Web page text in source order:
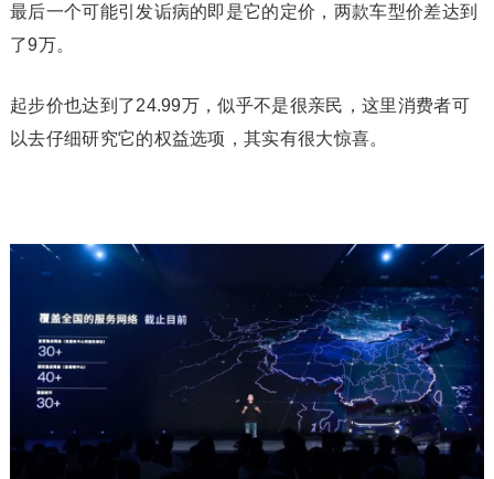
最后一个可能引发诟病的即是它的定价，两款车型价差达到
了9万。‍‍‍
起步价也达到了24.99万，似乎不是很亲民，这里消费者可
以去仔细研究它的权益选项，其实有很大惊喜。